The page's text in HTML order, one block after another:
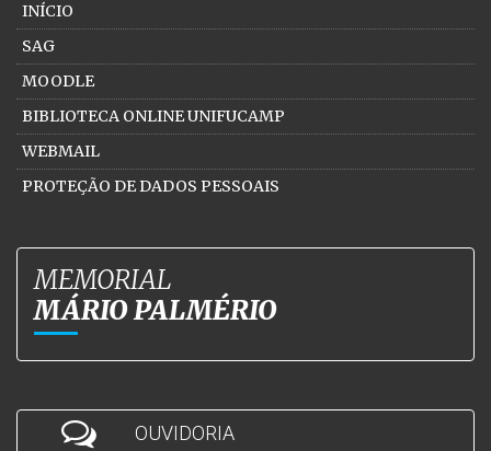
INÍCIO
SAG
MOODLE
BIBLIOTECA ONLINE UNIFUCAMP
WEBMAIL
PROTEÇÃO DE DADOS PESSOAIS
MEMORIAL
MÁRIO PALMÉRIO
OUVIDORIA